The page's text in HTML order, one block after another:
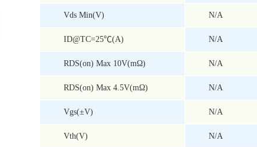
Vds Min(V) N/A
ID@TC=25℃(A) N/A
RDS(on) Max 10V(mΩ) N/A
RDS(on) Max 4.5V(mΩ) N/A
Vgs(±V) N/A
Vth(V) N/A